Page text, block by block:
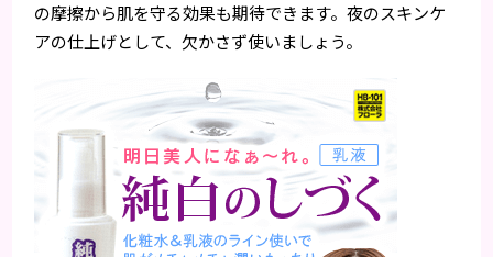
の摩擦から肌を守る効果も期待できます。夜のスキンケ
アの仕上げとして、欠かさず使いましょう。